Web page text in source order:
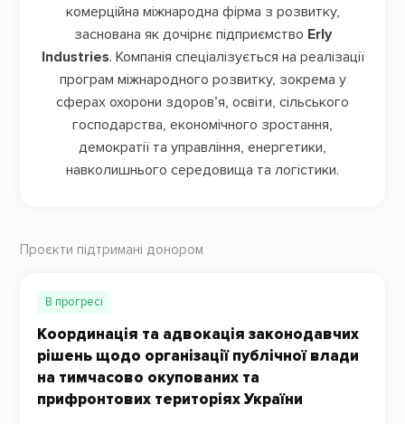
комерційна міжнародна фірма з розвитку,
заснована як дочірнє підприємство Erly
Industries. Компанія спеціалізується на реалізації
програм міжнародного розвитку, зокрема у
сферах охорони здоров’я, освіти, сільського
господарства, економічного зростання,
демократії та управління, енергетики,
навколишнього середовища та логістики.
Проєкти підтримані донором
В прогресі
Координація та адвокація законодавчих
рішень щодо організації публічної влади
на тимчасово окупованих та
прифронтових територіях України